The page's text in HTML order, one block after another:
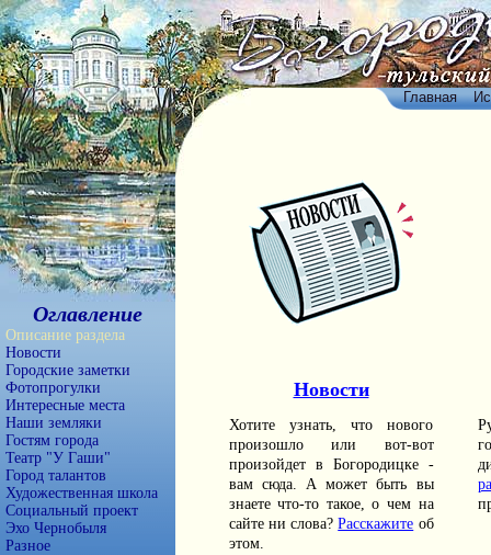
Оглавление
Описание раздела
Новости
Городские заметки
Фотопрогулки
Интересные места
Наши земляки
Гостям города
Театр "У Гаши"
Город талантов
Художественная школа
Социальный проект
Эхо Чернобыля
Разное
Главная
Новости
Хотите узнать, что нового
произошло или вот-вот
произойдет в Богородицке -
вам сюда. А может быть вы
знаете что-то такое, о чем на
сайте ни слова?Расскажите об
этом.